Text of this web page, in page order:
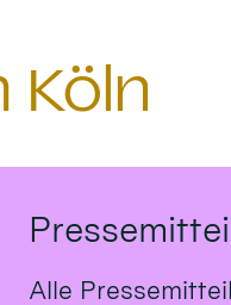
Köln
Alle